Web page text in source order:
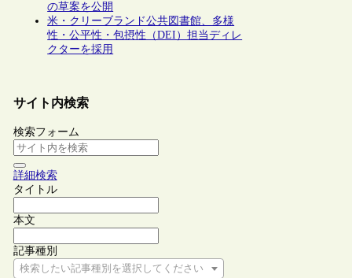
の草案を公開
米・クリーブランド公共図書館、多様
性・公平性・包摂性（DEI）担当ディレ
クターを採用
サイト内検索
検索フォーム
詳細検索
タイトル
本文
記事種別
検索したい記事種別を選択してください